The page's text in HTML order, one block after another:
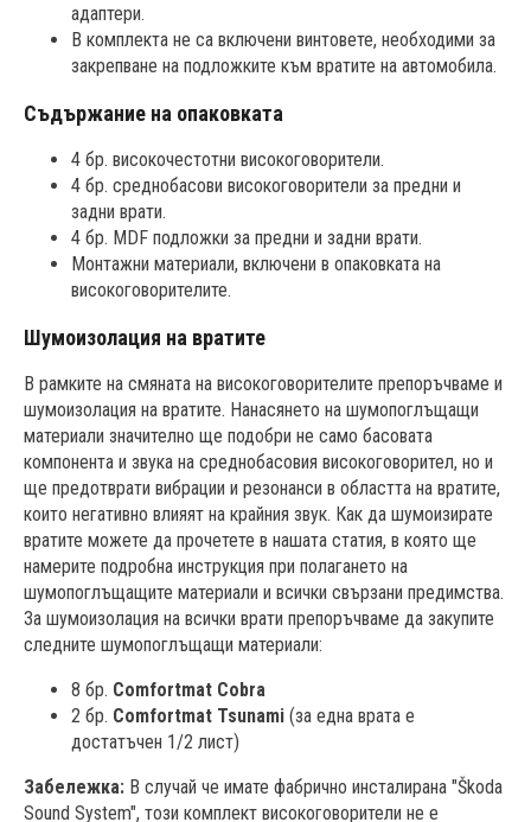
адаптери.
В комплекта не са включени винтовете, необходими за
закрепване на подложките към вратите на автомобила.
Съдържание на опаковката
4 бр. високочестотни високоговорители.
4 бр. среднобасови високоговорители за предни и
задни врати.
4 бр. MDF подложки за предни и задни врати.
Монтажни материали, включени в опаковката на
високоговорителите.
Шумоизолация на вратите
В рамките на смяната на високоговорителите препоръчваме и
шумоизолация на вратите. Нанасянето на шумопоглъщащи
материали значително ще подобри не само басовата
компонента и звука на среднобасовия високоговорител, но и
ще предотврати вибрации и резонанси в областта на вратите,
които негативно влияят на крайния звук. Как да шумоизирате
вратите можете да прочетете в нашата статия, в която ще
намерите подробна инструкция при полагането на
шумопоглъщащите материали и всички свързани предимства.
За шумоизолация на всички врати препоръчваме да закупите
следните шумопоглъщащи материали:
8 бр. Comfortmat Cobra
2 бр. Comfortmat Tsunami (за една врата е
достатъчен 1/2 лист)
Забележка: В случай че имате фабрично инсталирана "Škoda
Sound System", този комплект високоговорители не е